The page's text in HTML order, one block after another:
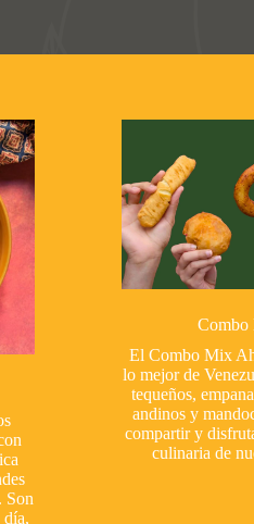
Son
día,
El Combo Mix
lo mejor de
tequeños,
andinos y
compartir y
culinaria de